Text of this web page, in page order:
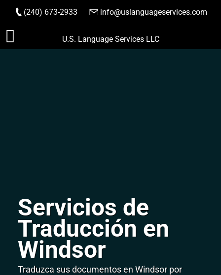
Saltar
(240) 673-2933 info@uslanguageservices.com
HACER PEDIDO
U.S. Language Services LLC
Servicios de
Traducción en
Windsor
Traduzca sus documentos en Windsor por